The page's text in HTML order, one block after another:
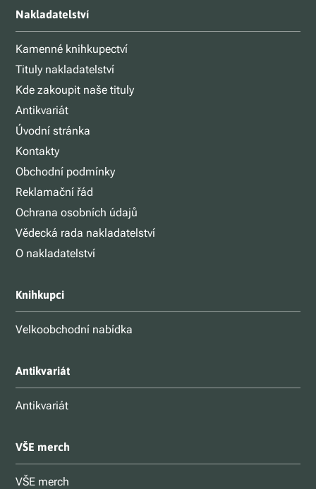
Nakladatelství
Kamenné knihkupectví
Tituly nakladatelství
Kde zakoupit naše tituly
Antikvariát
Úvodní stránka
Kontakty
Obchodní podmínky
Reklamační řád
Ochrana osobních údajů
Vědecká rada nakladatelství
O nakladatelství
Knihkupci
Velkoobchodní nabídka
Antikvariát
Antikvariát
VŠE merch
VŠE merch